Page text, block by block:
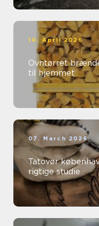
10. April 2026
Ovntørret
til hjemmet
07. March 2026
Tatovør københavn sådan vælger
rigtige studie